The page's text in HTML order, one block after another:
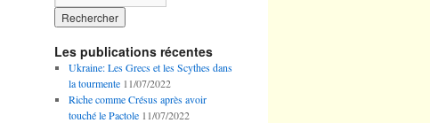
Les publications récentes
Ukraine: Les Grecs et les Scythes dans
la tourmente 11/07/2022
Riche comme Crésus après avoir
touché le Pactole 11/07/2022